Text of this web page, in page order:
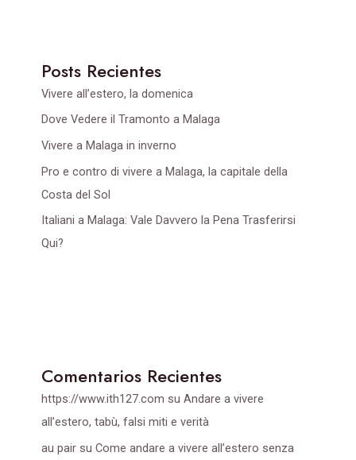
Posts Recientes
Vivere all’estero, la domenica
Dove Vedere il Tramonto a Malaga
Vivere a Malaga in inverno
Pro e contro di vivere a Malaga, la capitale della
Costa del Sol
Italiani a Malaga: Vale Davvero la Pena Trasferirsi
Qui?
Comentarios Recientes
https://www.ith127.com su Andare a vivere
all’estero, tabù, falsi miti e verità
au pairsu Come andare a vivere all’estero senza